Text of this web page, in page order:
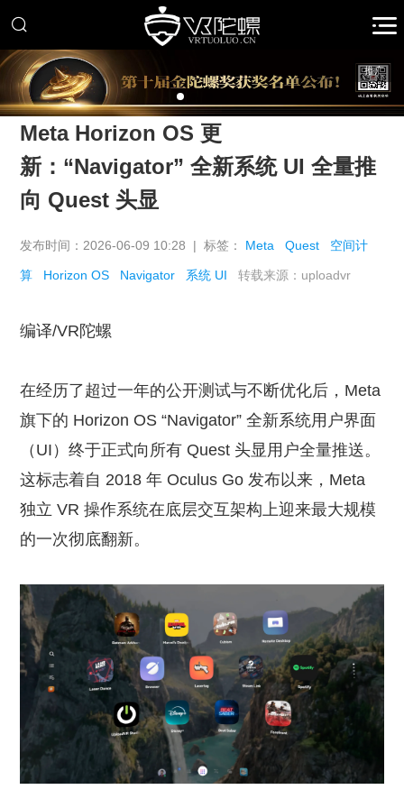
推广
Meta Horizon OS 更
新：“Navigator” 全新系统 UI 全量推
向 Quest 头显
发布时间：2026-06-09 10:28 | 标签： Meta Quest 空间计
算 Horizon OS Navigator 系统 UI 转载来源：uploadvr
编译/VR陀螺
在经历了超过一年的公开测试与不断优化后，Meta
旗下的 Horizon OS “Navigator” 全新系统用户界面
（UI）终于正式向所有 Quest 头显用户全量推送。
这标志着自 2018 年 Oculus Go 发布以来，Meta
独立 VR 操作系统在底层交互架构上迎来最大规模
的一次彻底翻新。